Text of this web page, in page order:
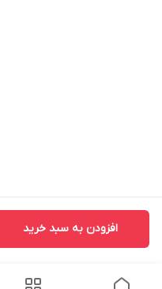
افزودن به سبد خرید